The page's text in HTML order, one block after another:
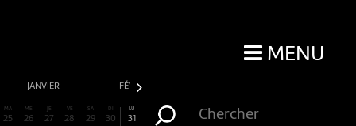
MENU
JANVIER FÉVRIER
MA
25
ME
26
JE
27
VE
28
SA
29
DI
30
LU
31